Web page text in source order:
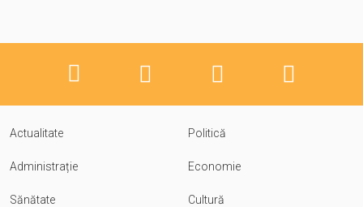
Actualitate Politică
Administrație Economie
Sănătate Cultură